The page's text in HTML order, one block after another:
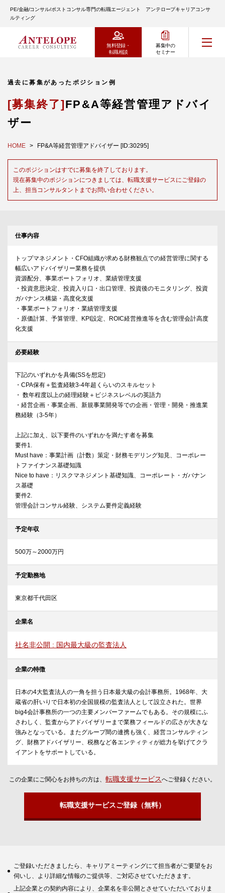
PE/金融/コンサル/ポストコンサル専門の転職エージェント アンテロープキャリアコンサ
ルティング
無料登録・
転職相談
募集中の
セミナー
過去に募集があったポジション例
[募集終了]FP&A等経営管理アドバイ
ザー
HOME FP&A等経営管理アドバイザー [ID:30295]
このポジションはすでに募集を終了しております。
現在募集中のポジションにつきましては、転職支援サービスにご登録の
上、担当コンサルタントまでお問い合わせください。
仕事内容
トップマネジメント・CFO組織が求める財務観点での経営管理に関する
幅広いアドバイザリー業務を提供
資源配分、事業ポートフォリオ、業績管理支援
・投資意思決定、投資入り口・出口管理、投資後のモニタリング、投資
ガバナンス構築・高度化支援
・事業ポートフォリオ・業績管理支援
・原価計算、予算管理、KPI設定、ROIC経営推進等を含む管理会計高度
化支援
必要経験
下記のいずれかを具備(SSを想定)
・CPA保有＋監査経験3-4年超くらいのスキルセット
・ 数年程度以上の経理経験＋ビジネスレベルの英語力
・経営企画・事業企画、新規事業開発等での企画・管理・開発・推進業
務経験（3-5年）
上記に加え、以下要件のいずれかを満たす者を募集
要件1.
Must have：事業計画（計数）策定・財務モデリング知見、コーポレー
トファイナンス基礎知識
Nice to have：リスクマネジメント基礎知識、コーポレート・ガバナン
ス基礎
要件2.
管理会計コンサル経験、システム要件定義経験
予定年収
500万～2000万円
予定勤務地
東京都千代田区
企業名
社名非公開 : 国内最大級の監査法人
企業の特徴
日本の4大監査法人の一角を担う日本最大級の会計事務所。1968年、大
蔵省の肝いりで日本初の全国規模の監査法人として設立された。世界
big4会計事務所の一つの主要メンバーファームでもある。その規模にふ
さわしく、監査からアドバイザリーまで業務フィールドの広さが大きな
強みとなっている。またグループ間の連携も強く、経営コンサルティン
グ、財務アドバイザリー、税務など各エンティティが総力を挙げてクラ
イアントをサポートしている。
この企業にご関心をお持ちの方は、 転職支援サービスへご登録ください。
転職支援サービスご登録（無料）
ご登録いただきましたら、キャリアミーティングにて担当者がご要望をお
伺いし、より詳細な情報のご提供等、ご対応させていただきます。
上記企業との契約内容により、企業名を非公開とさせていただいておりま